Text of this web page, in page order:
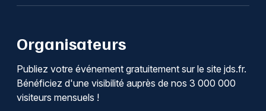
Organisateurs
Publiez votre événement gratuitement sur le site jds.fr.
Bénéficiez d'une visibilité auprès de nos 3 000 000
visiteurs mensuels !